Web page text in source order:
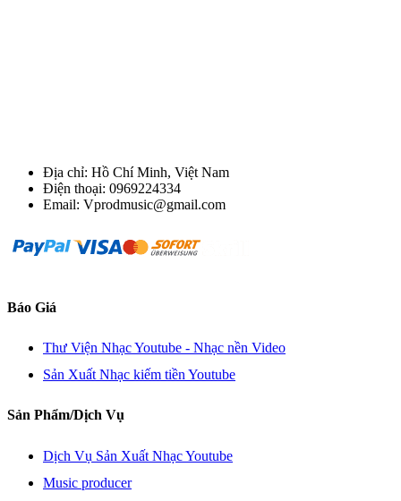
Địa chỉ: Hồ Chí Minh, Việt Nam
Điện thoại: 0969224334
Email: Vprodmusic@gmail.com
Báo Giá
Thư Viện Nhạc Youtube - Nhạc nền Video
Sản Xuất Nhạc kiếm tiền Youtube
Sản Phẩm/Dịch Vụ
Dịch Vụ Sản Xuất Nhạc Youtube
Music producer